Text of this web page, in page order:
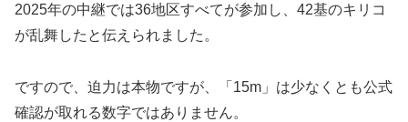
2025年の中継では36地区すべてが参加し、42基のキリコ
が乱舞したと伝えられました。
ですので、迫力は本物ですが、「15m」は少なくとも公式
確認が取れる数字ではありません。